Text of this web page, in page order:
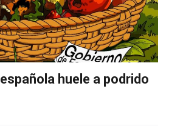
huele a podrido